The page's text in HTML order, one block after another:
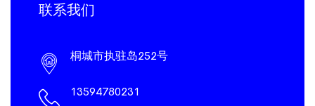
联系我们
桐城市执驻岛252号
13594780231